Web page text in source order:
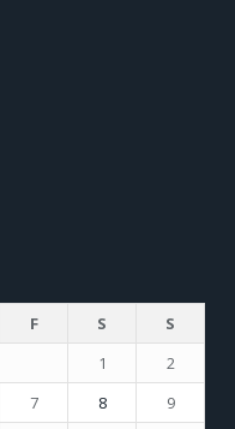
F S
S
1
2
7 8
9